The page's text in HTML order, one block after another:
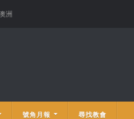
洲
號角月報 尋找教會